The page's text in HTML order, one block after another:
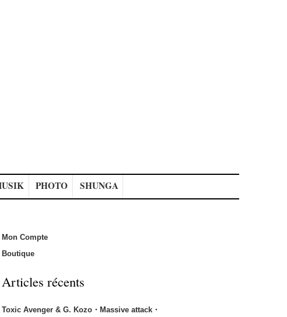
PHOTO SHUNGA
Mon Compte
Boutique
Articles récents
Toxic Avenger & G. Kozo・Massive attack・